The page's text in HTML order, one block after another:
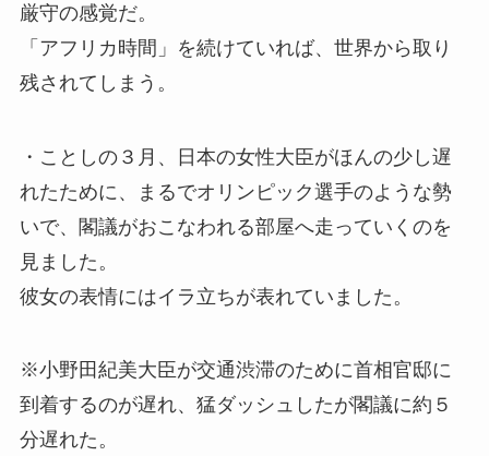
厳守の感覚だ。
「アフリカ時間」を続けていれば、世界から取り
残されてしまう。
・ことしの３月、日本の女性大臣がほんの少し遅
れたために、まるでオリンピック選手のような勢
いで、閣議がおこなわれる部屋へ走っていくのを
見ました。
彼女の表情にはイラ立ちが表れていました。
※小野田紀美大臣が交通渋滞のために首相官邸に
到着するのが遅れ、猛ダッシュしたが閣議に約５
分遅れた。